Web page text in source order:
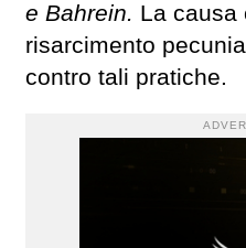
e Bahrein. La causa
risarcimento
contro tali pratiche.